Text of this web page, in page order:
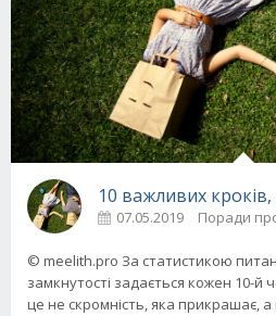
10 важливих
07.05.2019 Поради
© meelith.pro За статистикою
замкнутості задається кожен 10-й
це не скромність, яка прикрашає,